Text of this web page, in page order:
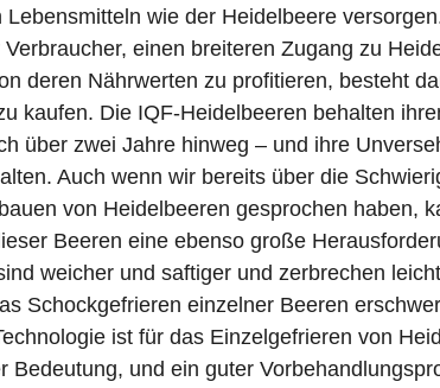
Lebensmitteln wie der Heidelbeere
einen breiteren Zugang zu
deren Nährwerten zu profitieren, besteht
kaufen. Die IQF-Heidelbeeren behalten
über zwei Jahre hinweg – und ihre
Auch wenn wir bereits über die
von Heidelbeeren gesprochen haben,
Beeren eine ebenso große
weicher und saftiger und zerbrechen
Schockgefrieren einzelner Beeren
ist für das Einzelgefrieren von
Bedeutung, und ein guter